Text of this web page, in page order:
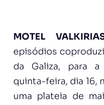
MOTEL
episódios
da Galiza, para a
quinta-feira, dia 16,
uma plateia de